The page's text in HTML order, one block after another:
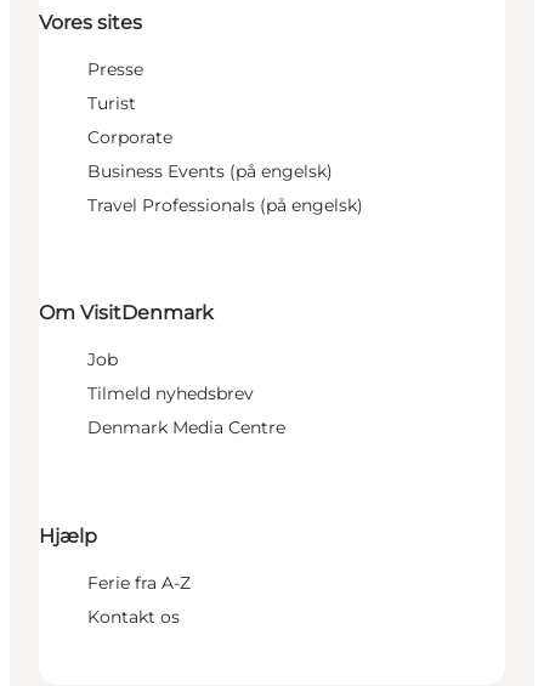
Vores sites
Presse
Turist
Corporate
Business Events (på engelsk)
Travel Professionals (på engelsk)
Om VisitDenmark
Job
Tilmeld nyhedsbrev
Denmark Media Centre
Hjælp
Ferie fra A-Z
Kontakt os